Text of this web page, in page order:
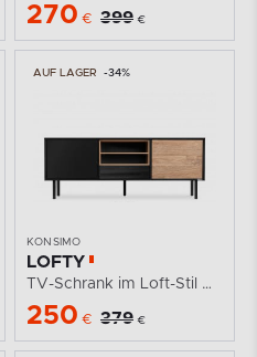
270 € 399 €
AUF LAGER -34%
KONSIMO
LOFTY
TV-Schrank im Loft-Stil mit Einlegeböden
250 € 379 €